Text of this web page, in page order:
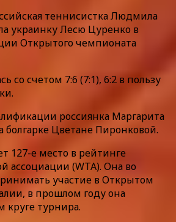
теннисистка Людмила
украинку Лесю Цуренко в
Открытого чемпионата
со счетом 7:6 (7:1), 6:2 в пользу
россиянка Маргарита
болгарке Цветане Пиронковой.
127-е место в рейтинге
ассоциации (WTA). Она во
участие в Открытом
в прошлом году она
круге турнира.